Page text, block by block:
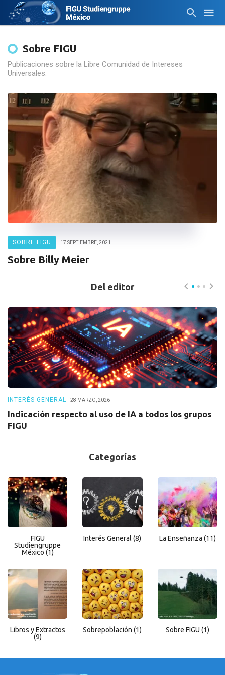
Sobre FIGU
Publicaciones sobre la Libre Comunidad de Intereses
Universales.
SOBRE FIGU 17 SEPTIEMBRE, 2021
Sobre Billy Meier
Del editor
INTERÉS GENERAL 28 MARZO, 2026
Indicación respecto al uso de IA a todos los grupos
FIGU
Categorías
FIGU
Studiengruppe
México (1)
Interés General (8) La Enseñanza (11)
Libros y Extractos
(9)
Sobrepoblación (1) Sobre FIGU (1)